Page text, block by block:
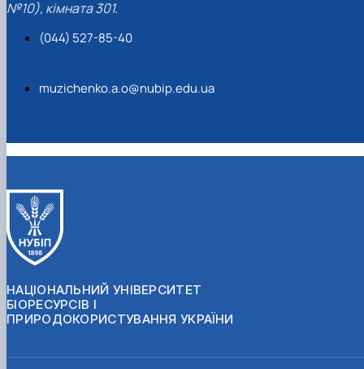
№10), кімната 301.
(044) 527-85-40
muzichenko.a.o@nubip.edu.ua
НАЦІОНАЛЬНИЙ УНІВЕРСИТЕТ
БІОРЕСУРСІВ І
ПРИРОДОКОРИСТУВАННЯ УКРАЇНИ